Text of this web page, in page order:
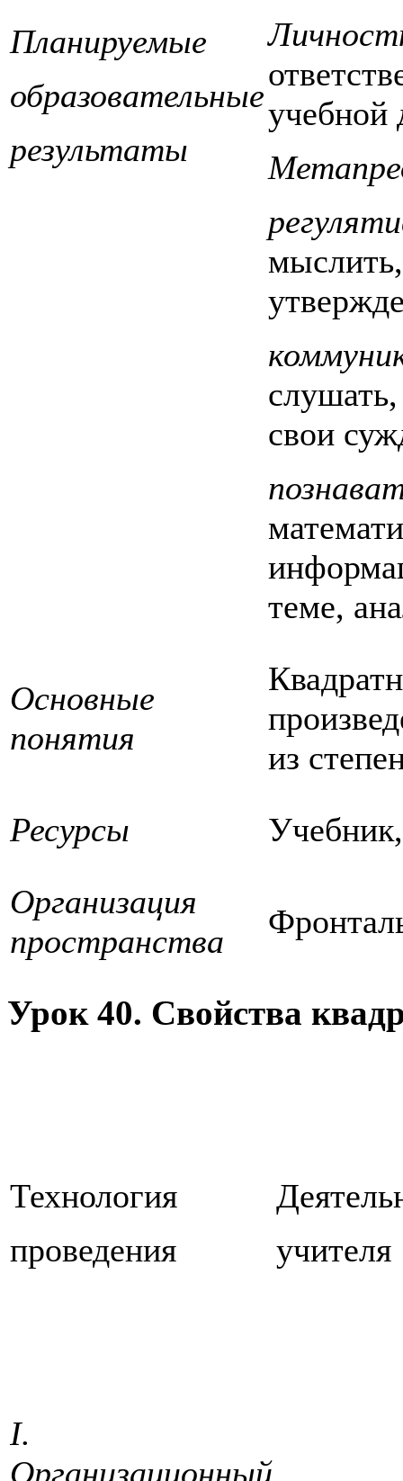
Планируемые
образовательные
результаты
учебной
свои
теме,
Основные
понятия
из
Ресурсы
Организация
пространства
Урок 40. Свойства
Технология
проведения
учителя
I.
Организационный